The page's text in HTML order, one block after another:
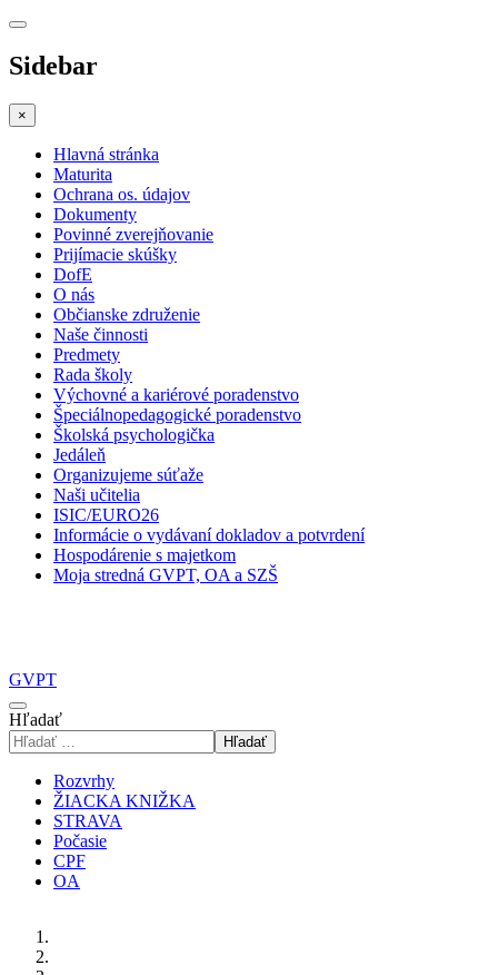
Sidebar
×
Hlavná stránka
Maturita
Ochrana os. údajov
Dokumenty
Povinné zverejňovanie
Prijímacie skúšky
DofE
O nás
Občianske združenie
Naše činnosti
Predmety
Rada školy
Výchovné a kariérové poradenstvo
Špeciálnopedagogické poradenstvo
Školská psychologička
Jedáleň
Organizujeme súťaže
Naši učitelia
ISIC/EURO26
Informácie o vydávaní dokladov a potvrdení
Hospodárenie s majetkom
Moja stredná GVPT, OA a SZŠ
GVPT
Hľadať
Hľadať
Rozvrhy
ŽIACKA KNIŽKA
STRAVA
Počasie
CPF
OA